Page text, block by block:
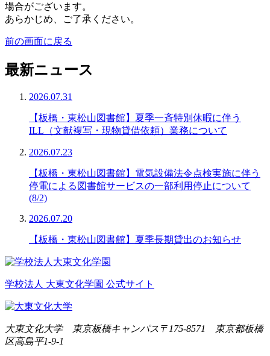
場合がございます。
あらかじめ、ご了承ください。
前の画面に戻る
最新ニュース
2026.07.31
【板橋・東松山図書館】夏季一斉特別休暇に伴う
ILL（文献複写・現物貸借依頼）業務について
2026.07.23
【板橋・東松山図書館】電気設備法令点検実施に伴う
停電による図書館サービスの一部利用停止について
(8/2)
2026.07.20
【板橋・東松山図書館】夏季長期貸出のお知らせ
学校法人 大東文化学園 公式サイト
大東文化大学 東京板橋キャンパス 〒175-8571 東京都板橋
区高島平1-9-1